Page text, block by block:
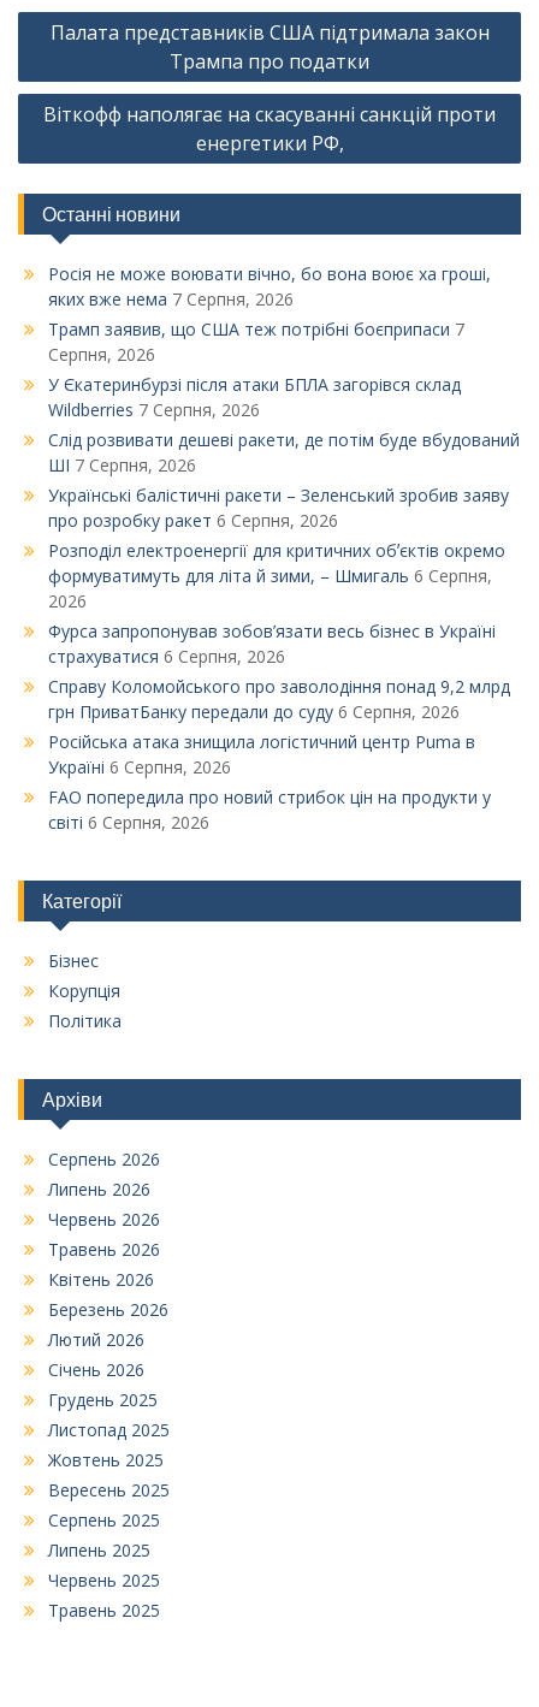
Навігація
Палата представників США підтримала закон
Трампа про податки
Віткофф наполягає на скасуванні санкцій проти
енергетики РФ,
Останні новини
Росія не може воювати вічно, бо вона воює ха гроші,
яких вже нема 7 Серпня, 2026
Трамп заявив, що США теж потрібні боєприпаси 7
Серпня, 2026
У Єкатеринбурзі після атаки БПЛА загорівся склад
Wildberries 7 Серпня, 2026
Слід розвивати дешеві ракети, де потім буде вбудований
ШІ 7 Серпня, 2026
Українські балістичні ракети – Зеленський зробив заяву
про розробку ракет 6 Серпня, 2026
Розподіл електроенергії для критичних обʼєктів окремо
формуватимуть для літа й зими, – Шмигаль 6 Серпня,
2026
Фурса запропонував зобов’язати весь бізнес в Україні
страхуватися 6 Серпня, 2026
Справу Коломойського про заволодіння понад 9,2 млрд
грн ПриватБанку передали до суду 6 Серпня, 2026
Російська атака знищила логістичний центр Puma в
Україні 6 Серпня, 2026
FAO попередила про новий стрибок цін на продукти у
світі 6 Серпня, 2026
Категорії
Бізнес
Корупція
Політика
Архіви
Серпень 2026
Липень 2026
Червень 2026
Травень 2026
Квітень 2026
Березень 2026
Лютий 2026
Січень 2026
Грудень 2025
Листопад 2025
Жовтень 2025
Вересень 2025
Серпень 2025
Липень 2025
Червень 2025
Травень 2025